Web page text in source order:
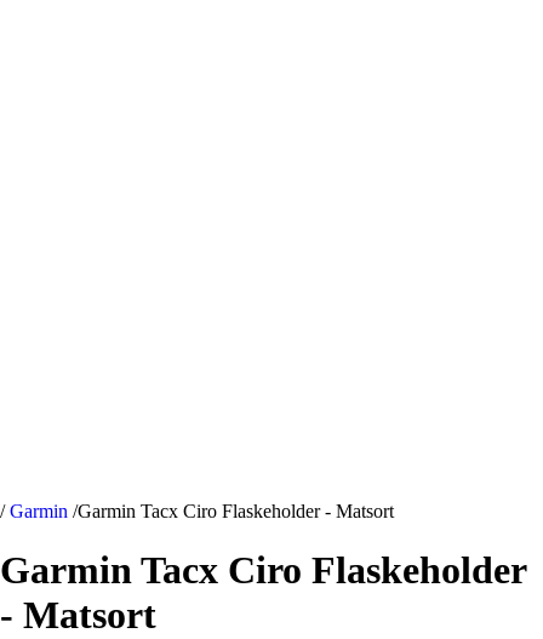
/ Garmin /Garmin Tacx Ciro Flaskeholder - Matsort
Garmin Tacx Ciro Flaskeholder
- Matsort